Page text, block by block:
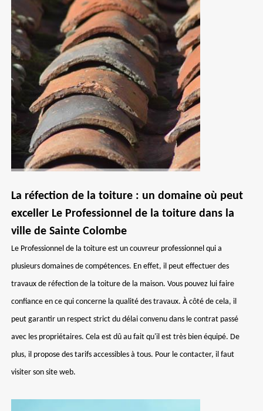
La réfection de la toiture : un domaine où peut
exceller Le Professionnel de la toiture dans la
ville de Sainte Colombe
Le Professionnel de la toiture est un couvreur professionnel qui a
plusieurs domaines de compétences. En effet, il peut effectuer des
travaux de réfection de la toiture de la maison. Vous pouvez lui faire
confiance en ce qui concerne la qualité des travaux. À côté de cela, il
peut garantir un respect strict du délai convenu dans le contrat passé
avec les propriétaires. Cela est dû au fait qu'il est très bien équipé. De
plus, il propose des tarifs accessibles à tous. Pour le contacter, il faut
visiter son site web.